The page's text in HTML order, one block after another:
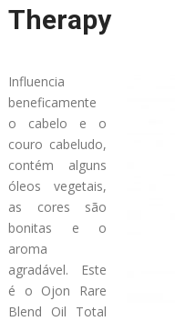
Therapy
Influencia
beneficamente
o cabelo e o
couro cabeludo,
contém alguns
óleos vegetais,
as cores são
bonitas e o
aroma
agradável. Este
é o Ojon Rare
Blend Oil Total